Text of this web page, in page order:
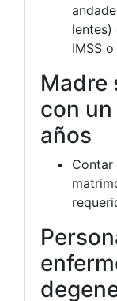
lentes)
IMSS o
Madre
con
años
Contar